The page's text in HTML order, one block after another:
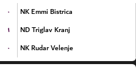
۰
NK Emmi Bistrica
۱
ND Triglav Kranj
۰ NK Rudar Velenje